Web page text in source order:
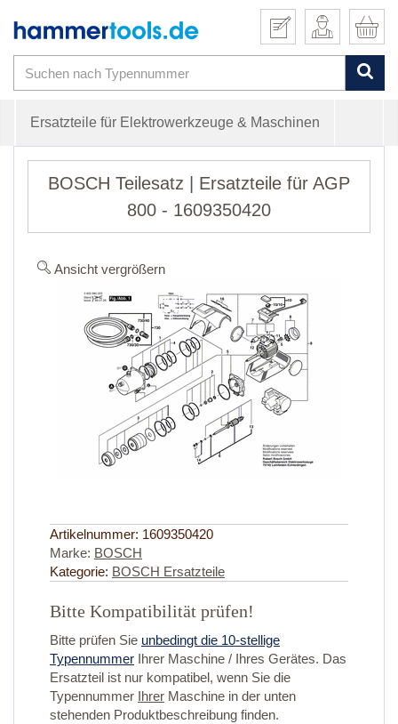
Ersatzteile für Elektrowerkzeuge & Maschinen
BOSCH Teilesatz | Ersatzteile für AGP
800 - 1609350420
Ansicht vergrößern
Artikelnummer: 1609350420
Marke: BOSCH
Kategorie: BOSCH Ersatzteile
Bitte Kompatibilität prüfen!
Bitte prüfen Sie unbedingt die 10-stellige
Typennummer Ihrer Maschine / Ihres Gerätes. Das
Ersatzteil ist nur kompatibel, wenn Sie die
Typennummer Ihrer Maschine in der unten
stehenden Produktbeschreibung finden.